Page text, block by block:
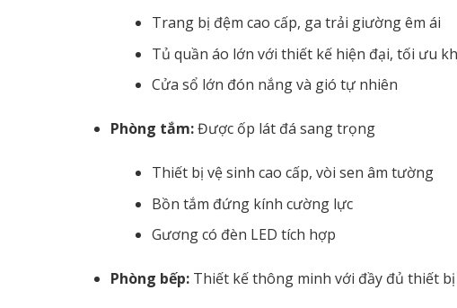
Trang bị đệm cao cấp, ga trải giường êm ái
Tủ quần áo lớn với thiết kế hiện đại, tối ưu
Cửa sổ lớn đón nắng và gió tự nhiên
Phòng tắm:Được ốp lát đá sang trọng
Thiết bị vệ sinh cao cấp, vòi sen âm tường
Bồn tắm đứng kính cường lực
Gương có đèn LED tích hợp
Phòng bếp:Thiết kế thông minh với đầy đủ thiết bị